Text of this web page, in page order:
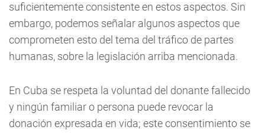
suficientemente consistente en estos aspectos. Sin
embargo, podemos señalar algunos aspectos que
comprometen esto del tema del tráfico de partes
humanas, sobre la legislación arriba mencionada.
En Cuba se respeta la voluntad del donante fallecido
y ningún familiar o persona puede revocar la
donación expresada en vida; este consentimiento se